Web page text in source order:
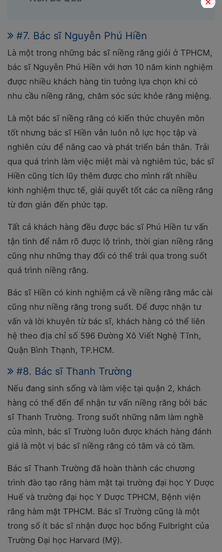
#7. Bác sĩ Nguyễn Phú Hiền
Là một trong những bác sĩ niềng răng giỏi ở TPHCM,
bác sĩ Nguyễn Phú Hiền với hơn 10 năm kinh nghiệm
được nhiều khách hàng tin tưởng lựa chọn khi có
nhu cầu niềng răng, chăm sóc sức khỏe răng miệng.
Là một bác sĩ niềng răng có kiến thức chuyên môn
tốt nhưng bác sĩ Hiền vẫn luôn nỗ lực học tập và
nghiên cứu để nâng cao và phát triển bản thân. Trải
qua quá trình làm việc miệt mài và nghiêm túc, bác sĩ
Hiền cũng tích lũy thêm được cho mình rất nhiều
kinh nghiệm thực tế, giải quyết tốt các ca niềng răng
từ đơn giản đến phức tạp.
Tất cả khách hàng đều được bác sĩ Phú Hiền tư vấn
tận tình để nắm rõ được lộ trình, thời gian niềng răng
cũng như những thay đổi có thể trải qua trong suốt
quá trình niềng răng.
Bác sĩ Hiền có kinh nghiệm cả về niềng răng mắc cài
cũng như niềng răng trong suốt. Để được nhận tư
vấn và lời khuyên từ bác sĩ, khách hàng có thể liên
hệ theo địa chỉ số 596 Đường Xô Viết Nghệ Tĩnh,
Quận Bình Thạnh, TP.HCM.
#8. Bác sĩ Thanh Trường
Nếu đang sinh sống và làm việc tại quận 2, khách
hàng có thể đến để nhận tư vấn niềng răng bởi bác
sĩ Thanh Trường. Trong suốt những năm làm nghề
của mình, bác sĩ Trường luôn được khách hàng đánh
giá là một vị bác sĩ niềng răng có tâm và có tầm.
Bác sĩ Thanh Trường đã hoàn thành các chương
trình đào tạo răng hàm mặt tại trường đại học Y Dược
Huế và trường đại học Y Dược TPHCM, Bệnh viện
răng hàm mặt TPHCM. Bác sĩ Trường cũng là một
trong số ít bác sĩ nhận được học bổng Fulbright của
Trường Đại học Harvard (Mỹ).